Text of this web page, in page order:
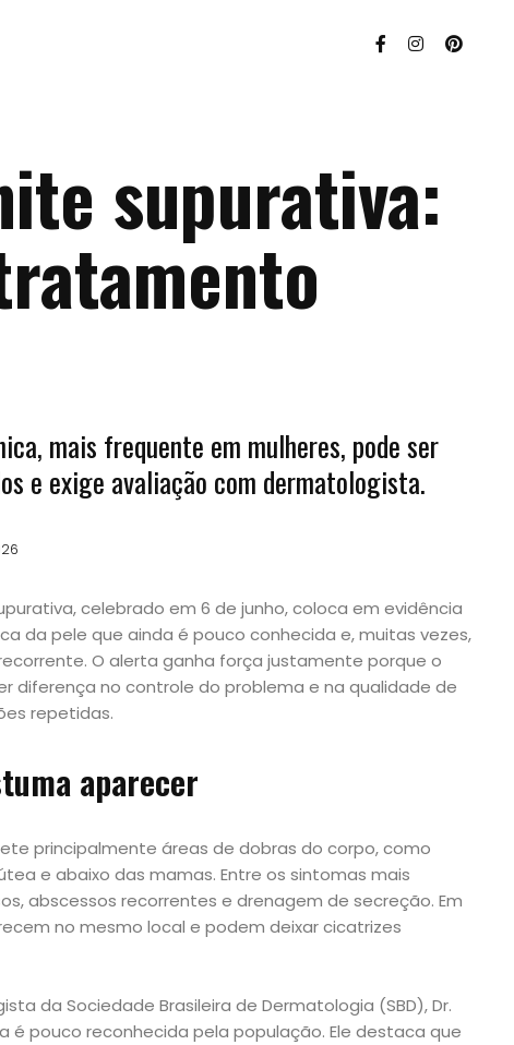
supurativa:
mais frequente em mulheres, pode ser
e exige avaliação com dermatologista.
celebrado em 6 de junho, coloca em evidência
da pele que ainda é pouco conhecida e, muitas vezes,
O alerta ganha força justamente porque o
diferença no controle do problema e na qualidade de
repetidas.
aparecer
principalmente áreas de dobras do corpo, como
e abaixo das mamas. Entre os sintomas mais
abscessos recorrentes e drenagem de secreção. Em
no mesmo local e podem deixar cicatrizes
da Sociedade Brasileira de Dermatologia (SBD), Dr.
é pouco reconhecida pela população. Ele destaca que